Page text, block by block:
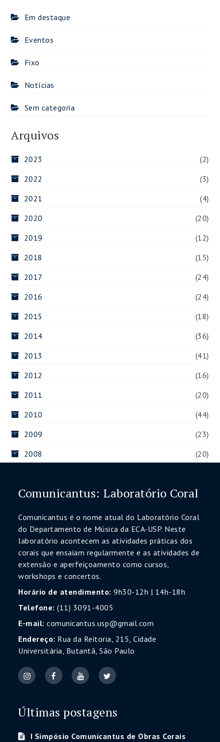
Em destaque
Eventos
Fixo
Notícias
Sem categoria
Arquivos
2023
(2)
2022
(3)
2021
(4)
2020
(20)
2019
(12)
2018
(15)
2017
(24)
2016
(24)
2015
(18)
2014
(36)
2013
(41)
2012
(16)
2011
(20)
2010
(44)
2009
(23)
2008
(20)
Comunicantus: Laboratório Coral
Comunicantus é o nome atual do Laboratório Coral
do Departamento de Música da ECA-USP. Neste
laboratório acontecem as atividades práticas dos
corais que ensaiam regularmente e as atividades de
extensão e aperfeiçoamento como cursos,
workshops e concertos.
Horário de atendimento: 9h30-12h | 14h-18h
Telefone: (11) 3091-4005
E-mail: comunicantus.usp@gmail.com
Endereço: Rua da Reitoria, 215, Cidade
Universitária, Butantã, São Paulo
Últimas postagens
I Simpósio Comunicantus de Obras Corais